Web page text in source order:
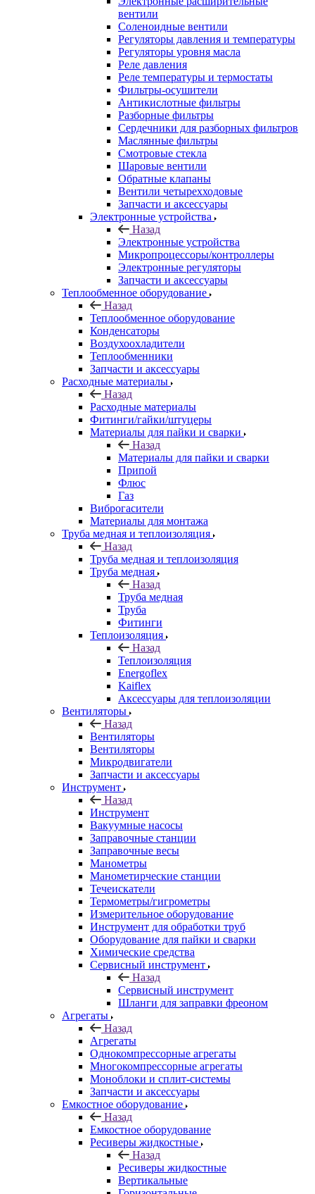
вентили
Соленоидные вентили
Регуляторы давления и температуры
Регуляторы уровня масла
Реле давления
Реле температуры и термостаты
Фильтры-осушители
Антикислотные фильтры
Разборные фильтры
Сердечники для разборных фильтров
Маслянные фильтры
Смотровые стекла
Шаровые вентили
Обратные клапаны
Вентили четырехходовые
Запчасти и аксессуары
Электронные устройства
Назад
Электронные устройства
Микропроцессоры/контроллеры
Электронные регуляторы
Запчасти и аксессуары
Теплообменное оборудование
Назад
Теплообменное оборудование
Конденсаторы
Воздухоохладители
Теплообменники
Запчасти и аксессуары
Расходные материалы
Назад
Расходные материалы
Фитинги/гайки/штуцеры
Материалы для пайки и сварки
Назад
Материалы для пайки и сварки
Припой
Флюс
Газ
Виброгасители
Материалы для монтажа
Труба медная и теплоизоляция
Назад
Труба медная и теплоизоляция
Труба медная
Назад
Труба медная
Труба
Фитинги
Теплоизоляция
Назад
Теплоизоляция
Energoflex
Kaiflex
Аксессуары для теплоизоляции
Вентиляторы
Назад
Вентиляторы
Вентиляторы
Микродвигатели
Запчасти и аксессуары
Инструмент
Назад
Инструмент
Вакуумные насосы
Заправочные станции
Заправочные весы
Манометры
Манометирческие станции
Течеискатели
Термометры/гигрометры
Измерительное оборудование
Инструмент для обработки труб
Оборудование для пайки и сварки
Химические средства
Сервисный инструмент
Назад
Сервисный инструмент
Шланги для заправки фреоном
Агрегаты
Назад
Агрегаты
Однокомпрессорные агрегаты
Многокомпрессорные агрегаты
Моноблоки и сплит-системы
Запчасти и аксессуары
Емкостное оборудование
Назад
Емкостное оборудование
Ресиверы жидкостные
Назад
Ресиверы жидкостные
Вертикальные